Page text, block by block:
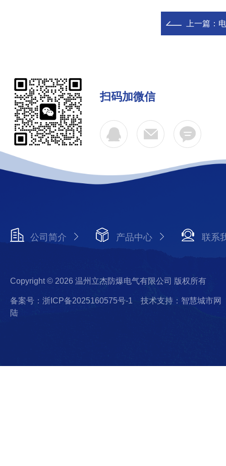
上一篇：
扫码加微信
公司简介 产品中心 联系
Copyright © 2026 温州立杰防爆电气有限公司 版权所有
备案号：浙ICP备2025160575号-1
技术支持：智慧城市网
陆